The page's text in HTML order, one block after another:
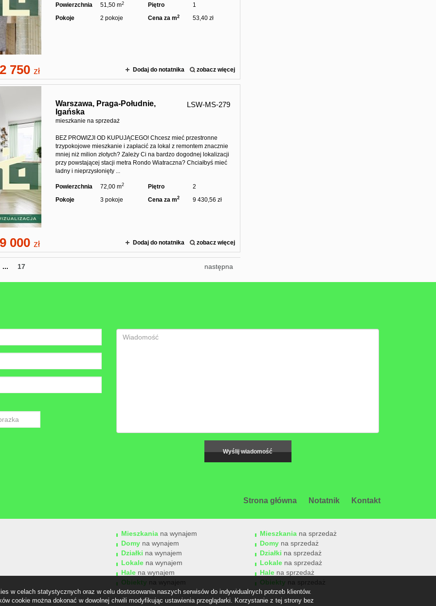
Powierzchnia 51,50 m2 Piętro
1
Pokoje
2 pokoje Cena za m2 53,40 zł
750 zł Dodaj do notatnika zobacz więcej
Warszawa, Praga-Południe,
Igańska
mieszkanie na sprzedaż
LSW-MS-279
BEZ PROWIZJI OD KUPUJĄCEGO! Chcesz mieć przestronne
trzypokojowe mieszkanie i zapłacić za lokal z remontem znacznie
mniej niż milion złotych? Zależy Ci na bardzo dogodnej lokalizacji
przy powstającej stacji metra Rondo Wiatraczna? Chciałbyś mieć
ładny i nieprzysłonięty ...
Powierzchnia 72,00 m2 Piętro
2
Pokoje
3 pokoje Cena za m2 9 430,56 zł
000 zł Dodaj do notatnika zobacz więcej
... 17 następna
Strona główna Notatnik Kontakt
Mieszkania na wynajem
Domy na wynajem
Działki na wynajem
Lokale na wynajem
Hale na wynajem
Obiekty na wynajem
Mieszkania na sprzedaż
Domy na sprzedaż
Działki na sprzedaż
Lokale na sprzedaż
Hale na sprzedaż
Obiekty na sprzedaż
w celach statystycznych oraz w celu dostosowania naszych serwisów do indywidualnych potrzeb klientów.
cookie można dokonać w dowolnej chwili modyfikując ustawienia przeglądarki. Korzystanie z tej strony bez